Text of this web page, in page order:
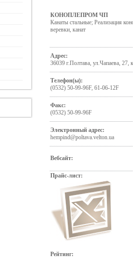
КОНОПЛЕПРОМ ЧП
Канаты стальные; Реализация
веревки, канат
Адрес:
36039 г.Полтава, ул.Чапаева, 27,
Телефон(ы):
(0532) 50-99-96F, 61-06-12F
Факс:
(0532) 50-99-96F
Электронный адрес:
hempind@poltava.velton.ua
Вебсайт:
Прайс-лист:
Рейтинг: